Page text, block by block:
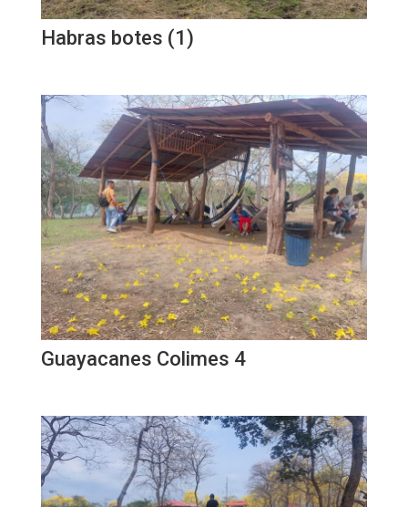
Habras botes (1)
Guayacanes Colimes 4